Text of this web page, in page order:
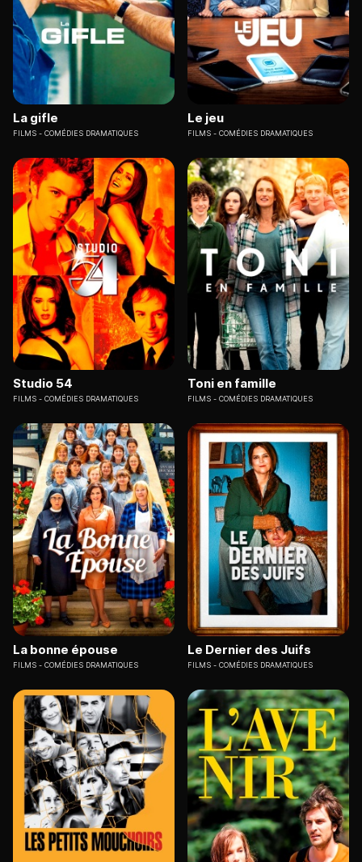
La gifle
FILMS COMÉDIES DRAMATIQUES
Le jeu
FILMS COMÉDIES DRAMATIQUES
Studio 54
FILMS COMÉDIES DRAMATIQUES
Toni en famille
FILMS COMÉDIES DRAMATIQUES
La bonne épouse
FILMS COMÉDIES DRAMATIQUES
Le Dernier des Juifs
FILMS COMÉDIES DRAMATIQUES